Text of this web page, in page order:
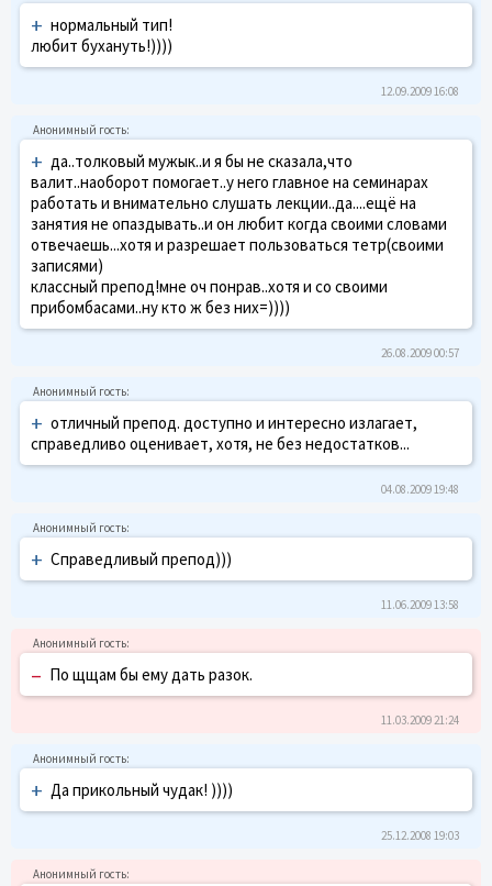
+ нормальный тип!
любит бухануть!))))
12.09.2009 16:08
+ да..толковый мужык..и я бы не сказала,что
валит..наоборот помогает..у него главное на семинарах
работать и внимательно слушать лекции..да....ещё на
занятия не опаздывать..и он любит когда своими словами
отвечаешь...хотя и разрешает пользоваться тетр(своими
записями)
классный препод!мне оч понрав..хотя и со своими
прибомбасами..ну кто ж без них=))))
26.08.2009 00:57
+ отличный препод. доступно и интересно излагает,
справедливо оценивает, хотя, не без недостатков...
04.08.2009 19:48
+ Справедливый препод)))
11.06.2009 13:58
– По щщам бы ему дать разок.
11.03.2009 21:24
+ Да прикольный чудак! ))))
25.12.2008 19:03